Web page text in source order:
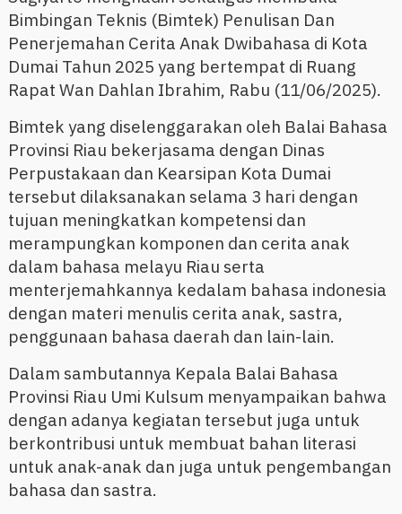
Bimbingan Teknis (Bimtek) Penulisan Dan
Penerjemahan Cerita Anak Dwibahasa di Kota
Dumai Tahun 2025 yang bertempat di Ruang
Rapat Wan Dahlan Ibrahim, Rabu (11/06/2025).
Bimtek yang diselenggarakan oleh Balai Bahasa
Provinsi Riau bekerjasama dengan Dinas
Perpustakaan dan Kearsipan Kota Dumai
tersebut dilaksanakan selama 3 hari dengan
tujuan meningkatkan kompetensi dan
merampungkan komponen dan cerita anak
dalam bahasa melayu Riau serta
menterjemahkannya kedalam bahasa indonesia
dengan materi menulis cerita anak, sastra,
penggunaan bahasa daerah dan lain-lain.
Dalam sambutannya Kepala Balai Bahasa
Provinsi Riau Umi Kulsum menyampaikan bahwa
dengan adanya kegiatan tersebut juga untuk
berkontribusi untuk membuat bahan literasi
untuk anak-anak dan juga untuk pengembangan
bahasa dan sastra.